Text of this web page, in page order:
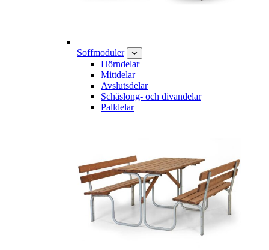
Soffmoduler
Hörndelar
Mittdelar
Avslutsdelar
Schäslong- och divandelar
Palldelar